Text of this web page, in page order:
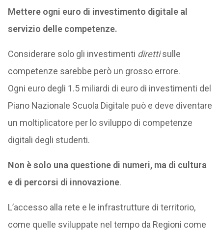
Mettere ogni euro di investimento digitale al
servizio delle competenze.
Considerare solo gli investimenti direttisulle
competenze sarebbe però un grosso errore.
Ogni euro degli 1.5 miliardi di euro di investimenti del
Piano Nazionale Scuola Digitale può e deve diventare
un moltiplicatore per lo sviluppo di competenze
digitali degli studenti.
Non è solo una questione di numeri, ma di cultura
e di percorsi di innovazione.
L’accesso alla rete e le infrastrutture di territorio,
come quelle sviluppate nel tempo da Regioni come